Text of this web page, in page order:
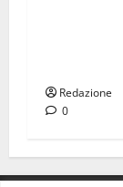
Redazione
0